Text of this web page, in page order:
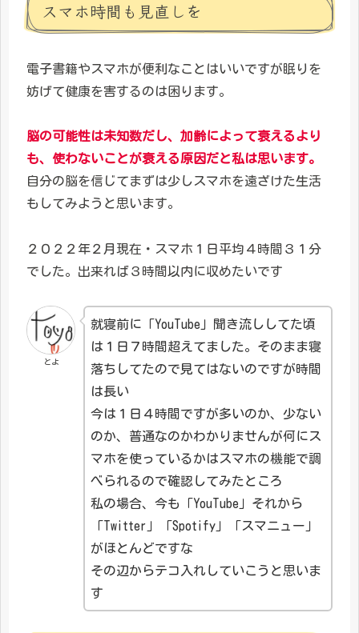
スマホ時間も見直しを
電子書籍やスマホが便利なことはいいですが眠りを
妨げて健康を害するのは困ります。
脳の可能性は未知数だし、加齢によって衰えるより
も、使わないことが衰える原因だと私は思います。
自分の脳を信じてまずは少しスマホを遠ざけた生活
もしてみようと思います。
２０２２年２月現在・スマホ１日平均４時間３１分
でした。出来れば３時間以内に収めたいです
とよ
就寝前に「YouTube」聞き流ししてた頃
は１日７時間超えてました。そのまま寝
落ちしてたので見てはないのですが時間
は長い
今は１日４時間ですが多いのか、少ない
のか、普通なのかわかりませんが何にス
マホを使っているかはスマホの機能で調
べられるので確認してみたところ
私の場合、今も「YouTube」それから
「Twitter」「Spotify」「スマニュー」
がほとんどですな
その辺からテコ入れしていこうと思いま
す